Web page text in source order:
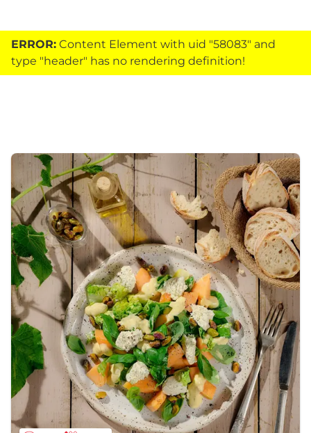
ERROR: Content Element with uid "58083" and
type "header" has no rendering definition!